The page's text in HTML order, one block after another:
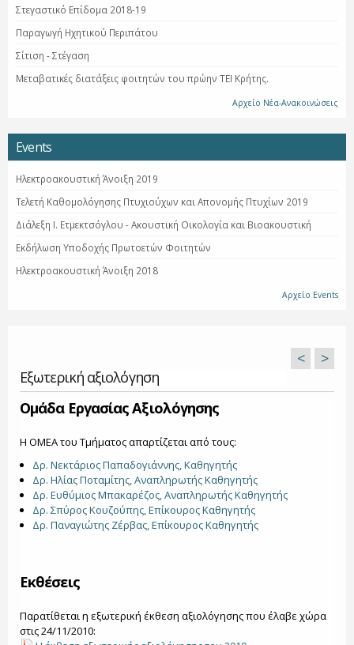
Στεγαστικό Επίδομα 2018-19
Παραγωγή Ηχητικού Περιπάτου
Σίτιση - Στέγαση
Μεταβατικές διατάξεις φοιτητών του πρώην ΤΕΙ Κρήτης.
Αρχείο Νέα-Ανακοινώσεις
Events
Ηλεκτροακουστική Άνοιξη 2019
Τελετή Καθομολόγησης Πτυχιούχων και Απονομής Πτυχίων 2019
Διάλεξη Ι. Ετμεκτσόγλου - Ακουστική Οικολογία και Βιοακουστική
Εκδήλωση Υποδοχής Πρωτοετών Φοιτητών
Ηλεκτροακουστική Άνοιξη 2018
Αρχείο Events
Εξωτερική αξιολόγηση
< >
Ομάδα Εργασίας Αξιολόγησης
Η ΟΜΕΑ του Τμήματος απαρτίζεται από τους:
Δρ. Νεκτάριος Παπαδογιάννης, Καθηγητής
Δρ. Ηλίας Ποταμίτης, Αναπληρωτής Καθηγητής
Δρ. Ευθύμιος Μπακαρέζος, Αναπληρωτής Καθηγητής
Δρ. Σπύρος Κουζούπης, Επίκουρος Καθηγητής
Δρ. Παναγιώτης Ζέρβας, Επίκουρος Καθηγητής
Εκθέσεις
Παρατίθεται η εξωτερική έκθεση αξιολόγησης που έλαβε χώρα
στις 24/11/2010: